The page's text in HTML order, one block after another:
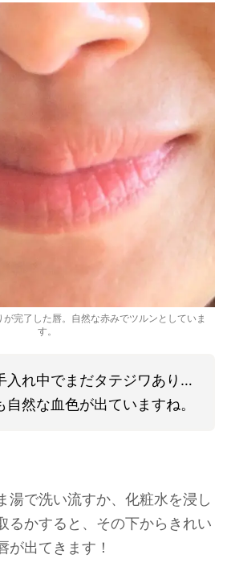
完了した唇。自然な赤みでツルンとしていま
す。
入れ中でまだタテジワあり…
自然な血色が出ていますね。
湯で洗い流すか、化粧水を浸し
るかすると、その下からきれい
が出てきます！